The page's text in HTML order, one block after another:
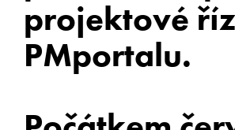
projektové
PMportalu.